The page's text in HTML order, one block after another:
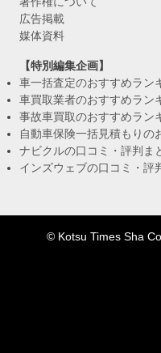
広告掲載
媒体資料
【特別編集企画】
車一括査定のおすすめラン
車買取業者のおすすめラン
事故車買取のおすすめラン
自動車保険一括見積もりの
ナビクルの口コミ・評判ま
インズウェブの口コミ・評
© Kotsu Times Sha